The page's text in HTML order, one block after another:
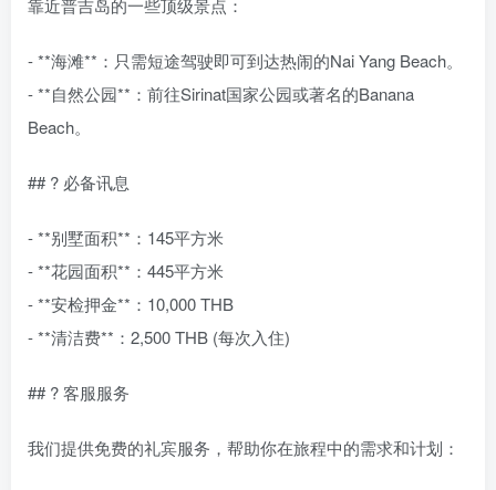
靠近普吉岛的一些顶级景点：
- **海滩**：只需短途驾驶即可到达热闹的Nai Yang Beach。
- **自然公园**：前往Sirinat国家公园或著名的Banana
Beach。
## ? 必备讯息
- **别墅面积**：145平方米
- **花园面积**：445平方米
- **安检押金**：10,000 THB
- **清洁费**：2,500 THB (每次入住)
## ? 客服服务
我们提供免费的礼宾服务，帮助你在旅程中的需求和计划：